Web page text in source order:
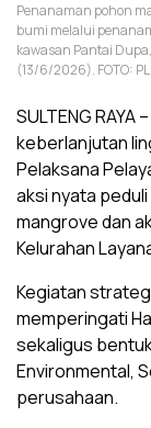
Penanaman pohon
bumi melalui
kawasan Pantai
(13/6/2026). FOTO:
SULTENG
keberlanjutan
Pelaksana
aksi nyata
mangrove dan
Kelurahan
Kegiatan
memperingati
sekaligus
Environmental,
perusahaan.